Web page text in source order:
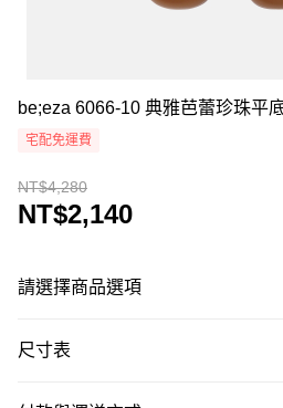
be;eza 6066-10 典雅芭蕾珍珠平
宅配免運費
NT$4,280
NT$2,140
請選擇商品選項
尺寸表